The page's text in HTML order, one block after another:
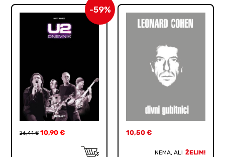
-59%
26,41€ 10,90€ 10,50 €
NEMA, ALI ŽELIM!